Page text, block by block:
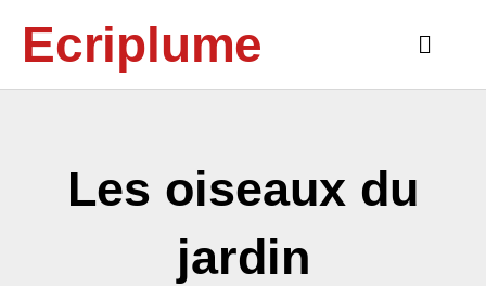
contenuEcriplume
Main
Les oiseaux du
jardin